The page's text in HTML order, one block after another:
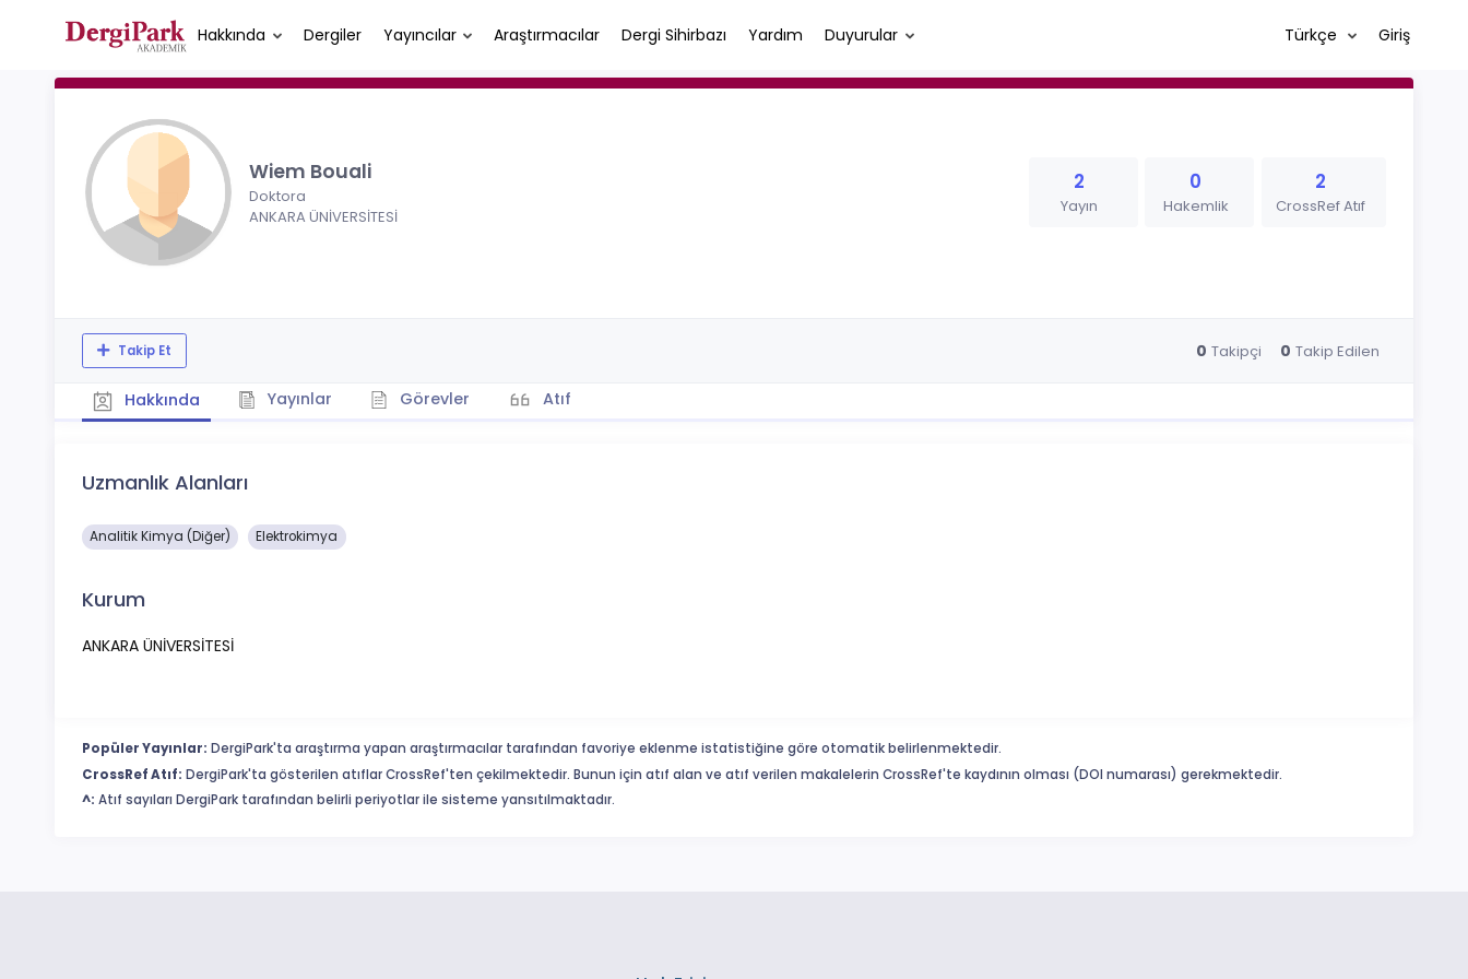
Hakkında Dergiler Yayıncılar Araştırmacılar Dergi Sihirbazı Yardım Duyurular Türkçe Giriş
Wiem Bouali
Doktora
ANKARA ÜNİVERSİTESİ
2
Yayın
0
Hakemlik
2
CrossRef Atıf
Takip Et 0 Takipçi 0 Takip Edilen
Hakkında Yayınlar Görevler Atıf
Uzmanlık Alanları
Analitik Kimya (Diğer) Elektrokimya
Kurum
ANKARA ÜNİVERSİTESİ
Popüler Yayınlar: DergiPark'ta araştırma yapan araştırmacılar tarafından favoriye eklenme istatistiğine göre otomatik belirlenmektedir.
CrossRef Atıf: DergiPark'ta gösterilen atıflar CrossRef'ten çekilmektedir. Bunun için atıf alan ve atıf verilen makalelerin CrossRef'te kaydının olması (DOI numarası) gerekmektedir.
^: Atıf sayıları DergiPark tarafından belirli periyotlar ile sisteme yansıtılmaktadır.